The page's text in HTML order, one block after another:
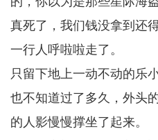
真死了，我们钱没拿到还
一行人呼啦啦走了。
只留下地上一动不动的乐小
也不知道过了多久，外头
的人影慢慢撑坐了起来。